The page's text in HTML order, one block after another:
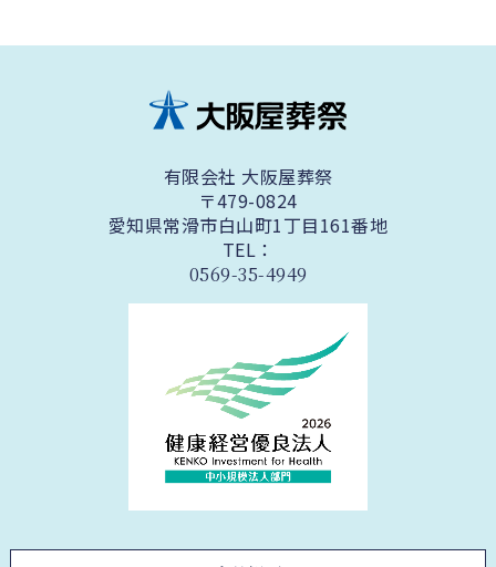
有限会社 大阪屋葬祭
〒479-0824
愛知県常滑市白山町1丁目161番地
TEL：
0569-35-4949